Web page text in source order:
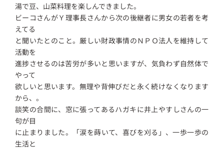
湯で豆、山菜料理を楽しんできました。
ビーコさんがＹ理事長さんから次の後継者に男女の若者を考
えてる
と聞いたとのこと。厳しい財政事情のＮＰＯ法人を維持して
活動を
進捗させるのは苦労が多いと思いますが、気負わず自然体で
やって
欲しいと思います。無理や背伸びだと永く続けなくなります
から、。
談笑の合間に、窓に張ってあるハガキに井上やすしさんの一
句が目
に止まりました。「涙を蒔いて、喜びを刈る」、一歩一歩の
生活と